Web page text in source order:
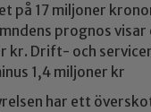
på 17 miljoner
prognos
kr. Drift- och
1,4 miljoner kr
har ett